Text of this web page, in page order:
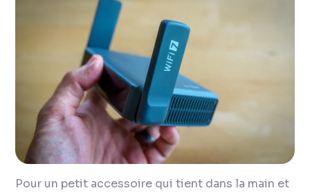
Pour un petit accessoire qui tient dans la main et